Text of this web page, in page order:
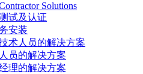
Solutions
试及认证
安装
术人员的解决方案
员的解决方案
理的解决方案